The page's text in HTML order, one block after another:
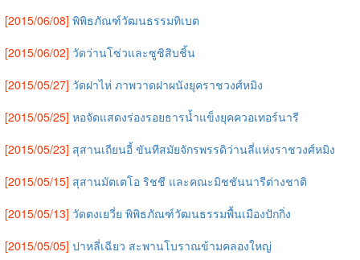
[2015/06/08] พิพิธภัณฑ์วัฒนธรรมทิเบต
[2015/06/02] วัดว่านโซ่วและซูชิสิบชิ้น
[2015/05/27] วัดฝาไห่ ภาพวาดฝาผนังยุคราชวงศ์หมิง
[2015/05/25] หอจัดแสดงร่องรอยธารน้ำแข็งยุคควอเทอร์นารี
[2015/05/23] สุสานเถียนอี้ ขันทีสมัยจักรพรรดิว่านลี่แห่งราชวงศ์หมิง
[2015/05/15] สุสานมัตเตโอ ริชชี และคณะมิชชันนารีต่างชาติ
[2015/05/13] วัดตงเยวี่ย พิพิธภัณฑ์วัฒนธรรมพื้นเมืองปักกิ่ง
[2015/05/05] ปาหลี่เฉียว สะพานโบราณข้ามคลองใหญ่